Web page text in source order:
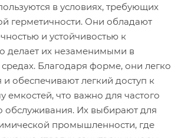
в условиях, требующих
герметичности. Они обладают
и устойчивостью к
делает их незаменимыми в
Благодаря форме, они легко
обеспечивают легкий доступ к
емкостей, что важно для частого
обслуживания. Их выбирают для
промышленности, где